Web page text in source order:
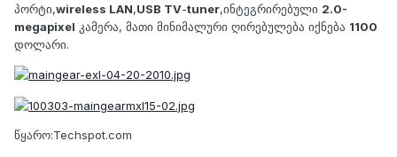
პორტი,wireless LAN,USB TV-tuner,ინტეგრირებული 2.0-
megapixel კამერა, მათი მინიმალური ღირებულება იქნება 1100
დოლარი.
წყარო:Techspot.com